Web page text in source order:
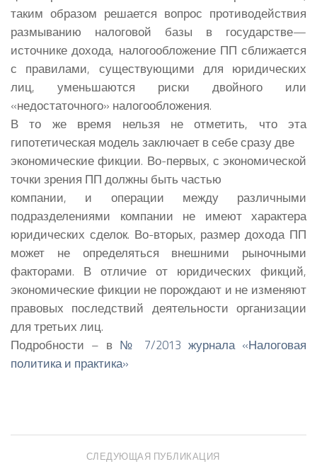
таким образом решается вопрос противодействия
размыванию налоговой базы в государстве—
источнике дохода, налогообложение ПП сближается
с правилами, существующими для юридических
лиц, уменьшаются риски двойного или
«недостаточного» налогообложения.
В то же время нельзя не отметить, что эта
гипотетическая модель заключает в себе сразу две
экономические фикции. Во-первых, с экономической
точки зрения ПП должны быть частью
компании, и операции между различными
подразделениями компании не имеют характера
юридических сделок. Во-вторых, размер дохода ПП
может не определяться внешними рыночными
факторами. В отличие от юридических фикций,
экономические фикции не порождают и не изменяют
правовых последствий деятельности организации
для третьих лиц.
Подробности – в № 7/2013 журнала «Налоговая
политика и практика»
СЛЕДУЮЩАЯ ПУБЛИКАЦИЯ